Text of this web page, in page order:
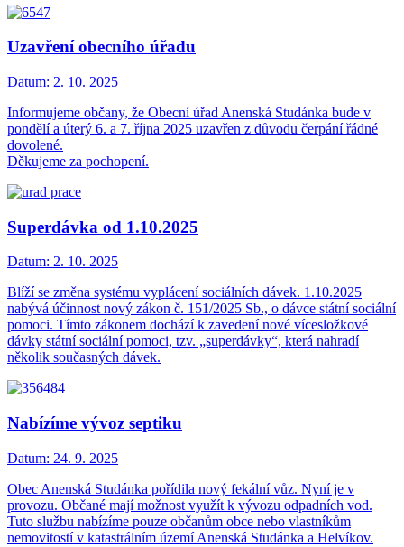
Uzavření obecního úřadu
Datum: 2. 10. 2025
Informujeme občany, že Obecní úřad Anenská Studánka bude v
pondělí a úterý 6. a 7. října 2025 uzavřen z důvodu čerpání řádné
dovolené.
Děkujeme za pochopení.
Superdávka od 1.10.2025
Datum: 2. 10. 2025
Blíží se změna systému vyplácení sociálních dávek. 1.10.2025
nabývá účinnost nový zákon č. 151/2025 Sb., o dávce státní sociální
pomoci. Tímto zákonem dochází k zavedení nové vícesložkové
dávky státní sociální pomoci, tzv. „superdávky“, která nahradí
několik současných dávek.
Nabízíme vývoz septiku
Datum: 24. 9. 2025
Obec Anenská Studánka pořídila nový fekální vůz. Nyní je v
provozu. Občané mají možnost využít k vývozu odpadních vod.
Tuto službu nabízíme pouze občanům obce nebo vlastníkům
nemovitostí v katastrálním území Anenská Studánka a Helvíkov.